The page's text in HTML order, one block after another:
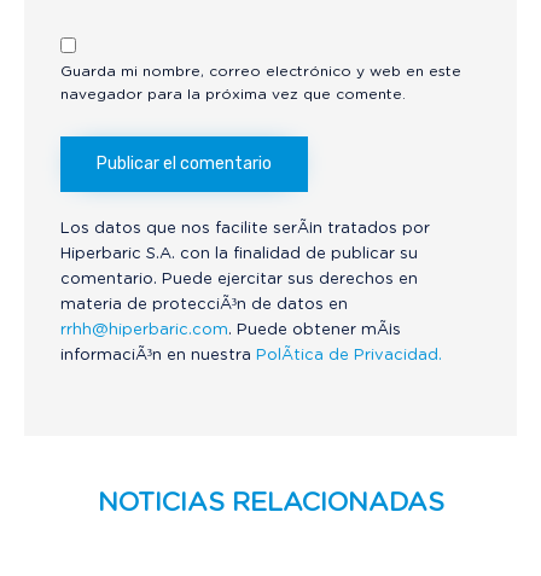
Guarda mi nombre, correo electrónico y web en este
navegador para la próxima vez que comente.
Los datos que nos facilite serÃ¡n tratados por
Hiperbaric S.A. con la finalidad de publicar su
comentario. Puede ejercitar sus derechos en
materia de protecciÃ³n de datos en
rrhh@hiperbaric.com. Puede obtener mÃ¡s
informaciÃ³n en nuestra PolÃ­tica de Privacidad.
NOTICIAS RELACIONADAS